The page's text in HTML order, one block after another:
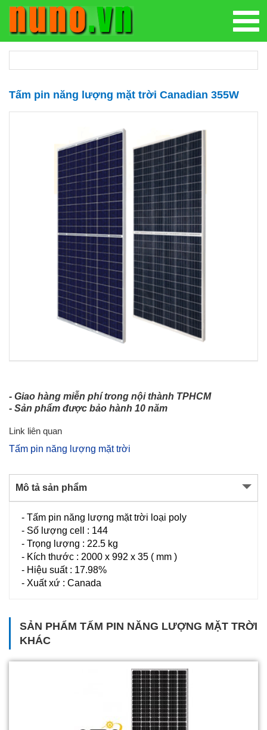
Tấm pin năng lượng mặt trời Canadian 355W
- Giao hàng miễn phí trong nội thành TPHCM
- Sản phẩm được bảo hành 10 năm
Link liên quan
Tấm pin năng lượng mặt trời
Mô tả sản phẩm
- Tấm pin năng lượng mặt trời loại poly
- Số lượng cell : 144
- Trọng lượng : 22.5 kg
- Kích thước : 2000 x 992 x 35 ( mm )
- Hiệu suất : 17.98%
- Xuất xứ : Canada
SẢN PHẨM TẤM PIN NĂNG LƯỢNG MẶT TRỜI
KHÁC